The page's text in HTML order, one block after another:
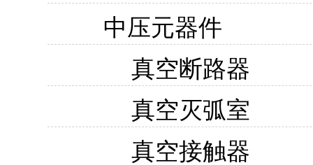
中压元器件
真空断路器
真空灭弧室
真空接触器